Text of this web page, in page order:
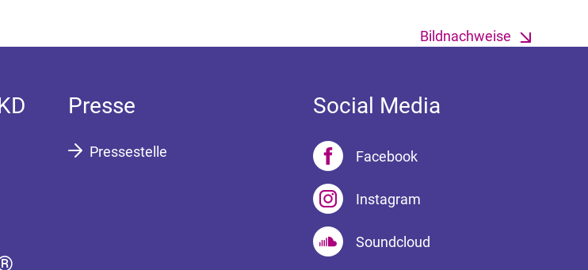
Bildnachweise
Presse
Pressestelle
Social Media
Facebook
Instagram
Soundcloud